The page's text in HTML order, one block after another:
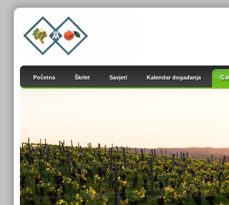
Početna Škrlet Savjeti Kalendar događanja